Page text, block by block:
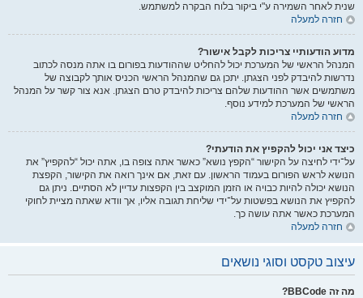
שנית לאחר השמירה ע"י ביקור בלוח הבקרה למשתמש.
חזרה למעלה
מדוע הודעותיי צריכות לקבל אישור?
המנהל הראשי של המערכת יכול להחליט שההודעות בפורום בו אתה מנסה לכתוב
נדרשות להיבדק לפני הצגתן. יתכן גם שהמנהל הראשי הכניס אותך לקבוצה של
משתמשים אשר ההודעות שלהם צריכות להיבדק טרם הצגתן. אנא צור קשר על המנהל
הראשי של המערכת למידע נוסף.
חזרה למעלה
כיצד אני יכול להקפיץ את הודעתי?
על־ידי לחיצה על הקישור “הקפץ נושא” כאשר אתה צופה בו, אתה יכול “להקפיץ” את
הנושא לראש הפורום בעמוד הראשון. עם זאת, אם אינך רואה את הקישור, הקפצת
הנושא יכולה להיות כבויה או הזמן המוקצב בין הקפצות עדיין לא הסתיים. ניתן גם
להקפיץ את הנושא בפשטות על־ידי שליחת תגובה אליו, אך וודא שאתה מציית לחוקי
המערכת כאשר אתה עושה כך.
חזרה למעלה
עיצוב טקסט וסוגי נושאים
מה זה BBCode?